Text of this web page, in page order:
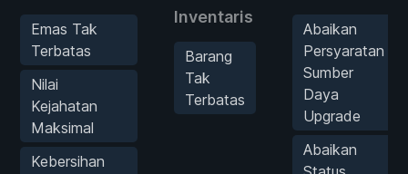
Emas Tak
Terbatas
Nilai
Kejahatan
Maksimal
Kebersihan
Inventaris
Barang
Tak
Terbatas
Abaikan
Persyaratan
Sumber
Daya
Upgrade
Abaikan